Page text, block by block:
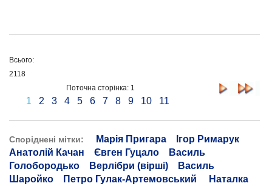
Всього:
2118
Поточна сторінка: 1
1 2 3 4 5 6 7 8 9 10 11
Споріднені мітки: Марія Пригара
Ігор Римарук
Анатолій Качан
Євген Гуцало
Василь
Голобородько
Верлібри (вірші)
Василь
Шаройко
Петро Гулак-Артемовський
Наталка